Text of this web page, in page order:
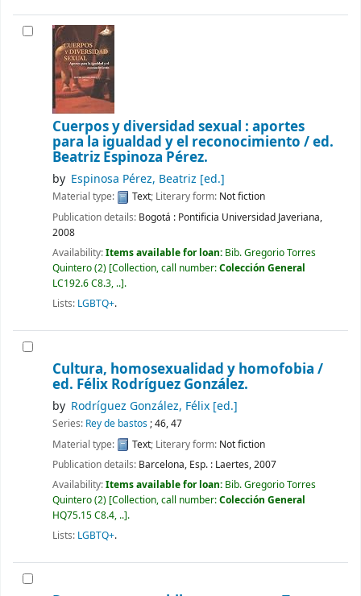
Cuerpos y diversidad sexual : aportes
para la igualdad y el reconocimiento /ed.
Beatriz Espinoza Pérez.
by Espinosa Pérez, Beatriz [ed.]
Material type: Text; Literary form: Not fiction
Publication details: Bogotá : Pontificia Universidad Javeriana,
2008
Availability:Items available for loan: Bib. Gregorio Torres
Quintero(2) Collection, call number:Colección General
LC192.6 C8.3, .. .
Lists: LGBTQ+.
Cultura, homosexualidad y homofobia /
ed. Félix Rodríguez González.
by Rodríguez González, Félix [ed.]
Series: Rey de bastos; 46, 47
Material type:
Text; Literary form: Not fiction
Publication details: Barcelona, Esp. : Laertes,2007
Availability:Items available for loan: Bib. Gregorio Torres
Quintero(2) Collection, call number:Colección General
HQ75.15 C8.4, .. .
Lists: LGBTQ+.